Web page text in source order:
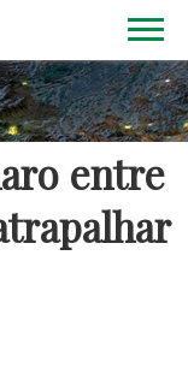
entre